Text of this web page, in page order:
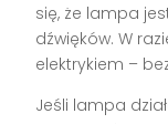
się, że lampa
dźwięków. W
elektrykiem –
Jeśli lampa